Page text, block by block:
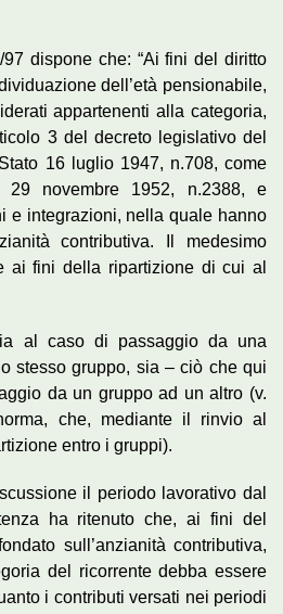
97 dispone che: “Ai fini del diritto
dell’età pensionabile,
appartenenti alla categoria,
3 del decreto legislativo del
16 luglio 1947, n.708, come
29 novembre 1952, n.2388, e
e integrazioni, nella quale hanno
contributiva. Il medesimo
ai fini della ripartizione di cui al
al caso di passaggio da una
stesso gruppo, sia – ciò che qui
da un gruppo ad un altro (v.
che, mediante il rinvio al
entro i gruppi).
il periodo lavorativo dal
ha ritenuto che, ai fini del
sull’anzianità contributiva,
del ricorrente debba essere
i contributi versati nei periodi